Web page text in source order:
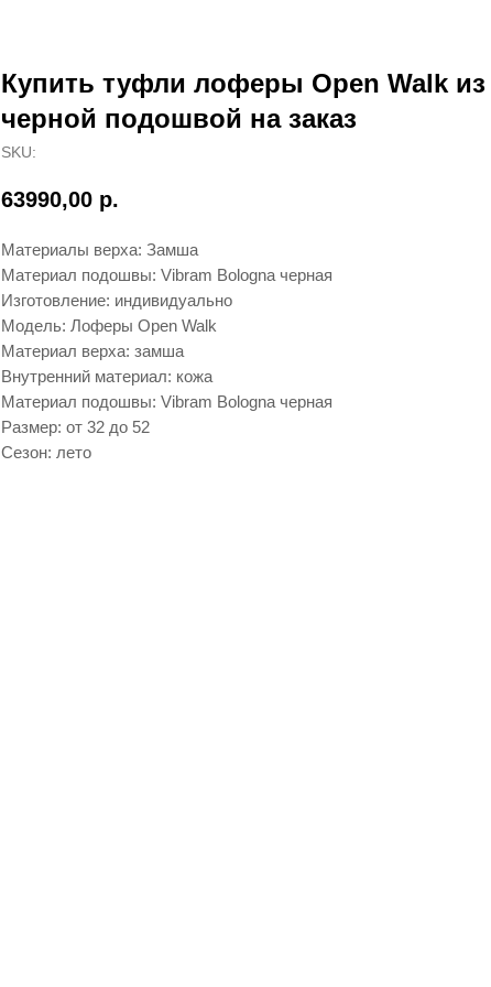
Купить туфли лоферы Open Walk
черной подошвой на заказ
SKU:
63990,00 р.
Материалы верха: Замша
Материал подошвы: Vibram Bologna черная
Изготовление: индивидуально
Модель: Лоферы Open Walk
Материал верха: замша
Внутренний материал: кожа
Материал подошвы: Vibram Bologna черная
Размер: от 32 до 52
Сезон: лето